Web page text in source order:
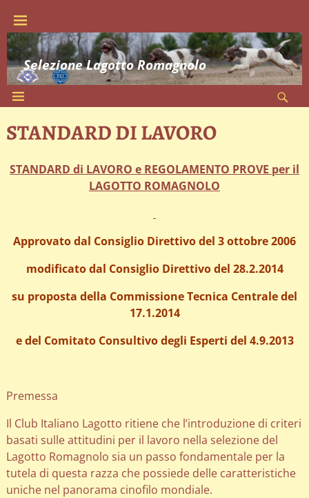
Selezione Lagotto Romagnolo
STANDARD DI LAVORO
STANDARD di LAVORO e REGOLAMENTO PROVE per il
LAGOTTO ROMAGNOLO
Approvato dal Consiglio Direttivo del 3 ottobre 2006
modificato dal Consiglio Direttivo del 28.2.2014
su proposta della Commissione Tecnica Centrale del
17.1.2014
e del Comitato Consultivo degli Esperti del 4.9.2013
Premessa
Il Club Italiano Lagotto ritiene che l’introduzione di criteri
basati sulle attitudini per il lavoro nella selezione del
Lagotto Romagnolo sia un passo fondamentale per la
tutela di questa razza che possiede delle caratteristiche
uniche nel panorama cinofilo mondiale.